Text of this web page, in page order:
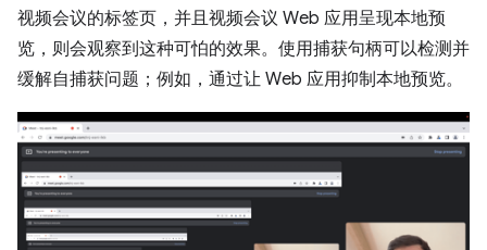
视频会议的标签页，并且视频会议 Web 应用呈现本地预
览，则会观察到这种可怕的效果。使用捕获句柄可以检测并
缓解自捕获问题；例如，通过让 Web 应用抑制本地预览。